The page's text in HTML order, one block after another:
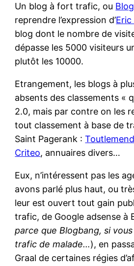
Un blog à fort trafic, ou
reprendre l’expression d’Eric
blog dont le nombre de
dépasse les 5000 visiteurs
plutôt les 10000.
Etrangement, les blogs à
absents des classements «
2.0, mais par contre on les
tout classement à base de
Saint Pagerank :
Criteo, annuaires divers…
Eux, n’intéressent pas les
avons parlé plus haut, ou
leur est ouvert tout gain
trafic, de Google adsense à
parce que Blogbang, si
trafic de malade…), en
Graal de certaines régies